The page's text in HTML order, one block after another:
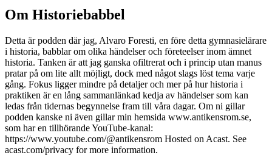
Om Historiebabbel
Detta är podden där jag, Alvaro Foresti, en före detta gymnasielärare
i historia, babblar om olika händelser och företeelser inom ämnet
historia. Tanken är att jag ganska ofiltrerat och i princip utan manus
pratar på om lite allt möjligt, dock med något slags löst tema varje
gång. Fokus ligger mindre på detaljer och mer på hur historia i
praktiken är en lång sammanlänkad kedja av händelser som kan
ledas från tidernas begynnelse fram till våra dagar. Om ni gillar
podden kanske ni även gillar min hemsida www.antikensrom.se,
som har en tillhörande YouTube-kanal:
https://www.youtube.com/@antikensrom Hosted on Acast. See
acast.com/privacy for more information.